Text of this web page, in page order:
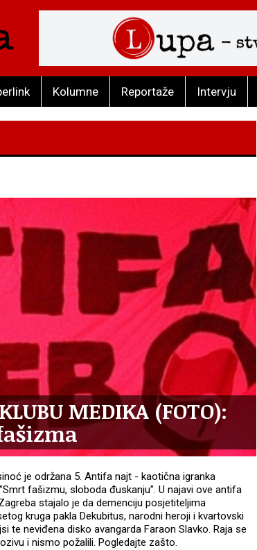
Kolumne Reportaže Intervju
MEDIKA (FOTO):
je održana 5. Antifa najt - kaotična igranka
fašizmu, sloboda đuskanju". U najavi ove antifa
stajalo je da demenciju posjetiteljima
kruga pakla Dekubitus, narodni heroji i kvartovski
te neviđena disko avangarda Faraon Slavko. Raja se
i nismo požalili. Pogledajte zašto.